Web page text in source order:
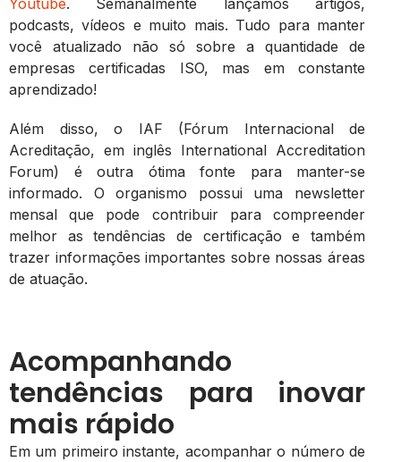
podcasts, vídeos e muito mais. Tudo para manter
você atualizado não só sobre a quantidade de
empresas certificadas ISO, mas em constante
aprendizado!
Além disso, o IAF (Fórum Internacional de
Acreditação, em inglês International Accreditation
Forum) é outra ótima fonte para manter-se
informado. O organismo possui uma newsletter
mensal que pode contribuir para compreender
melhor as tendências de certificação e também
trazer informações importantes sobre nossas áreas
de atuação.
Acompanhando
tendências para inovar
mais rápido
Em um primeiro instante, acompanhar o número de